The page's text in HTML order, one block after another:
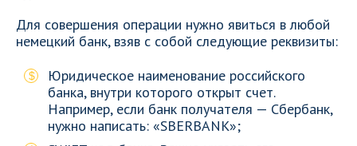
Для совершения операции нужно явиться в любой
немецкий банк, взяв с собой следующие реквизиты:
Юридическое наименование российского
банка, внутри которого открыт счет.
Например, если банк получателя — Сбербанк,
нужно написать: «SBERBANK»;